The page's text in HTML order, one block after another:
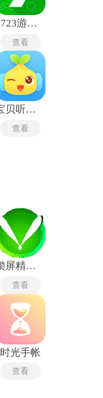
7723游戏盒老版本
查看
宝贝听听旧版本
查看
锁屏精灵旧版本
查看
时光手帐
查看